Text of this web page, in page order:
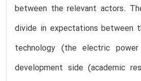
between the relevant actors.
divide in expectations between
technology (the electric
development side (academic